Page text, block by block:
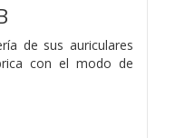
de sus auriculares
con el modo de